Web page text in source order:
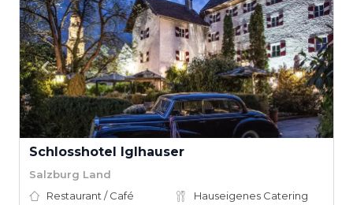
Schlosshotel Iglhauser
Salzburg Land
Restaurant / Café
Hauseigenes Catering